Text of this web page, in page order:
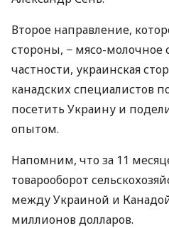
Второе направление,
стороны, − мясо-молочное
частности, украинская
канадских специалистов
посетить Украину и
опытом.
Напомним, что за 11
товарооборот
между Украиной и
миллионов долларов.